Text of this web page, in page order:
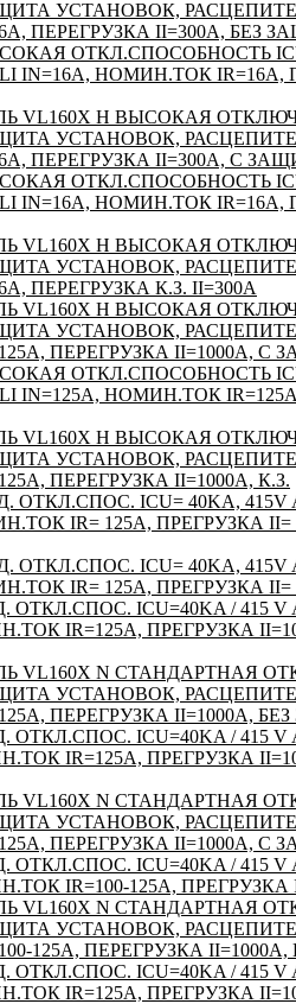
УСТАНОВОК,
ПЕРЕГРУЗКА II=300A, БЕЗ
ОТКЛ.СПОСОБНОСТЬ
НОМИН.ТОК IR=16A,
VL160X H ВЫСОКАЯ
УСТАНОВОК,
ПЕРЕГРУЗКА II=300A, С
ОТКЛ.СПОСОБНОСТЬ
НОМИН.ТОК IR=16A,
VL160X H ВЫСОКАЯ
УСТАНОВОК,
ПЕРЕГРУЗКА К.З. II=300A
VL160X H ВЫСОКАЯ
УСТАНОВОК,
ПЕРЕГРУЗКА II=1000A, С
ОТКЛ.СПОСОБНОСТЬ
НОМИН.ТОК IR=125A,
VL160X H ВЫСОКАЯ
УСТАНОВОК,
ПЕРЕГРУЗКА II=1000A, К.З.
ОТКЛ.СПОС. ICU= 40KA,
IR= 125A, ПРЕГРУЗКА
ОТКЛ.СПОС. ICU= 40KA,
IR= 125A, ПРЕГРУЗКА
ОТКЛ.СПОС. ICU=40KA /
IR=125A, ПРЕГРУЗКА
VL160X N СТАНДАРТНАЯ
УСТАНОВОК,
ПЕРЕГРУЗКА II=1000A,
ОТКЛ.СПОС. ICU=40KA /
IR=125A, ПРЕГРУЗКА
VL160X N СТАНДАРТНАЯ
УСТАНОВОК,
ПЕРЕГРУЗКА II=1000A, С
ОТКЛ.СПОС. ICU=40KA /
IR=100-125A,
VL160X N СТАНДАРТНАЯ
УСТАНОВОК,
125A, ПЕРЕГРУЗКА II=1000A,
ОТКЛ.СПОС. ICU=40KA /
IR=125A, ПРЕГРУЗКА